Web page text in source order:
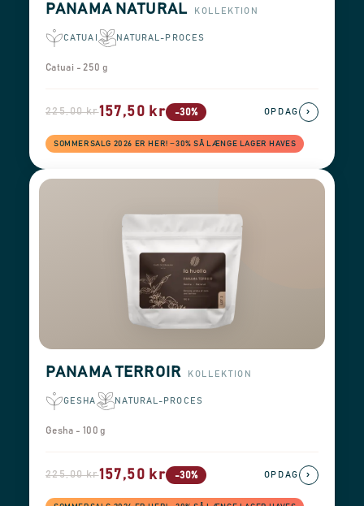
PANAMA NATURAL KOLLEKTION
CATUAI NATURAL-PROCES
Catuai - 250 g
225,00 kr157,50 kr -30%
SOMMERSALG 2026 ER HER! −30% SÅ LÆNGE LAGER HAVES
OPDAG ›
PANAMA TERROIR KOLLEKTION
GESHA NATURAL-PROCES
Gesha - 100 g
225,00 kr157,50 kr -30% OPDAG ›